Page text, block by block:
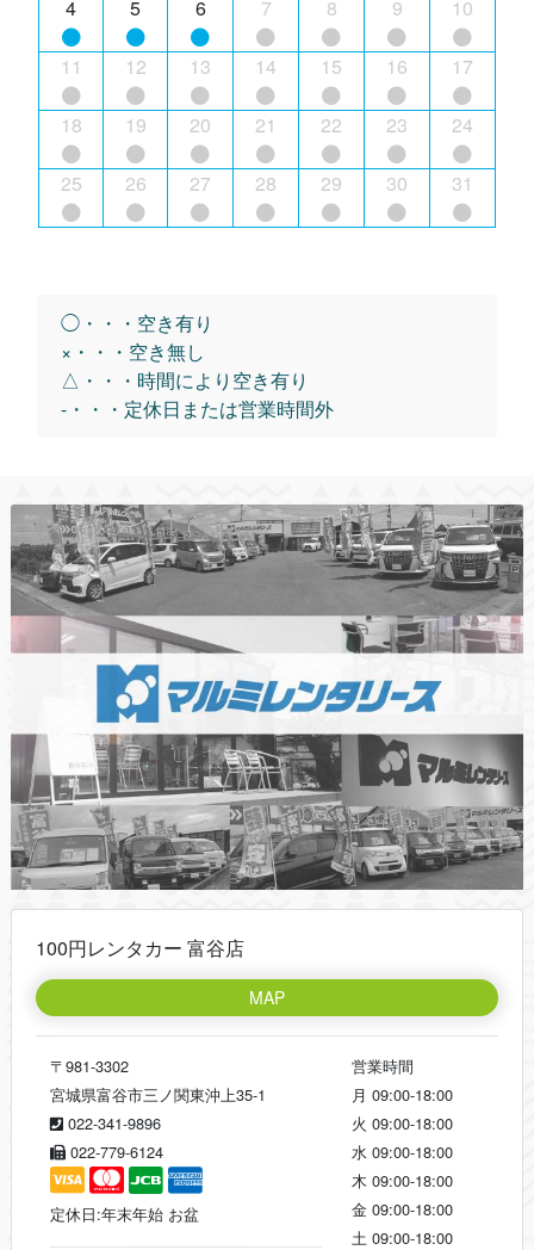
4 5 6 7 8 9 10
11 12 13 14 15 16 17
18 19 20 21 22 23 24
25 26 27 28 29 30 31
◯・・・空き有り
×・・・空き無し
△・・・時間により空き有り
-・・・定休日または営業時間外
100円レンタカー 富谷店
MAP
〒981-3302
宮城県富谷市三ノ関東沖上35-1
022-341-9896
022-779-6124
定休日:年末年始 お盆
営業時間
月 09:00-18:00
火 09:00-18:00
水 09:00-18:00
木 09:00-18:00
金 09:00-18:00
土 09:00-18:00